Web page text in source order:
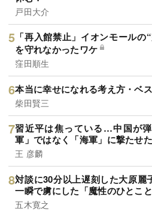
戸田大介
「再入館禁止」イオンモール
を守れなかったワケ
窪田順生
本当に幸せになれる考え方・ベ
柴田賢三
習近平は焦っている…中国が
軍」ではなく「海軍」に撃たせ
王 彦麟
対談に30分以上遅刻した大原麗
一瞬で虜にした「魔性のひとこ
五木寛之